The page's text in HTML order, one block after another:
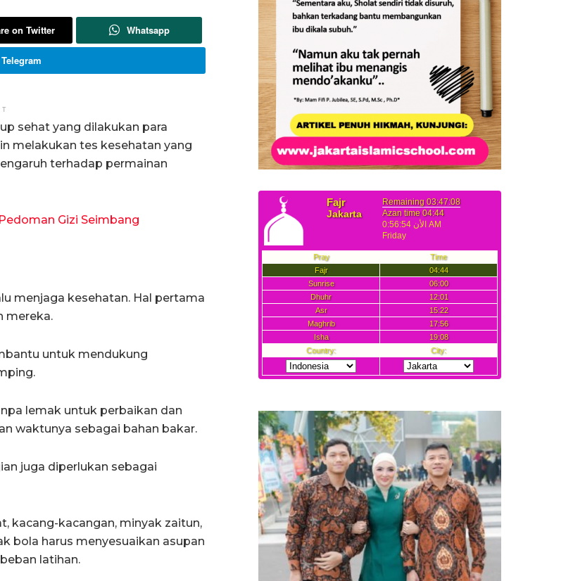
on Twitter Whatsapp
Telegram
sehat yang dilakukan para
melakukan tes kesehatan yang
terhadap permainan
Gizi Seimbang
menjaga kesehatan. Hal pertama
mereka.
untuk mendukung
lemak untuk perbaikan dan
waktunya sebagai bahan bakar.
juga diperlukan sebagai
kacang-kacangan, minyak zaitun,
bola harus menyesuaikan asupan
latihan.